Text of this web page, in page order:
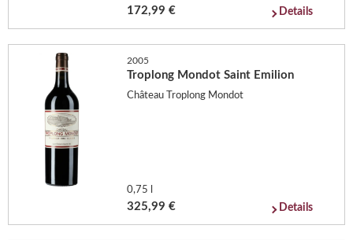
172,99 € Details
2005
Troplong Mondot Saint Emilion
Château Troplong Mondot
0,75 l
325,99 € Details